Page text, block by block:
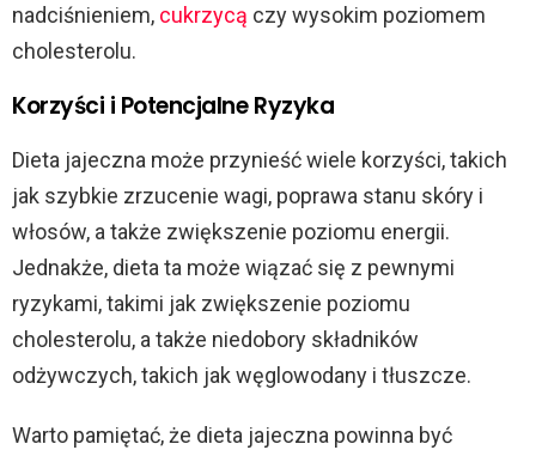
nadciśnieniem, cukrzycą czy wysokim poziomem
cholesterolu.
Korzyści i Potencjalne Ryzyka
Dieta jajeczna może przynieść wiele korzyści, takich
jak szybkie zrzucenie wagi, poprawa stanu skóry i
włosów, a także zwiększenie poziomu energii.
Jednakże, dieta ta może wiązać się z pewnymi
ryzykami, takimi jak zwiększenie poziomu
cholesterolu, a także niedobory składników
odżywczych, takich jak węglowodany i tłuszcze.
Warto pamiętać, że dieta jajeczna powinna być